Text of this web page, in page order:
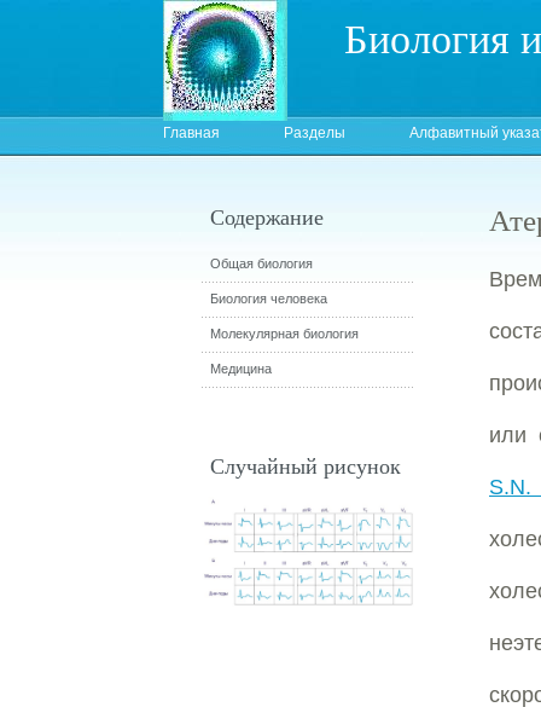
Биология
Главная Разделы Алфавитный
или
Содержание
Общая биология
Биология человека
Молекулярная биология
Медицина
Случайный рисунок